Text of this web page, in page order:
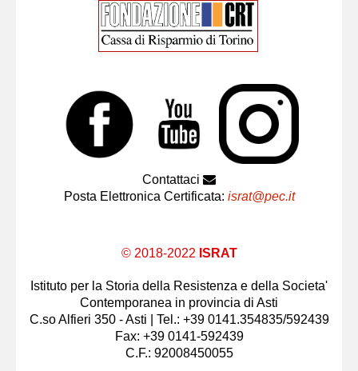
Contattaci
Posta Elettronica Certificata: israt@pec.it
© 2018-2022 ISRAT
Istituto per la Storia della Resistenza e della Societa'
Contemporanea in provincia di Asti
C.so Alfieri 350 - Asti | Tel.: +39 0141.354835/592439
Fax: +39 0141-592439
C.F.: 92008450055